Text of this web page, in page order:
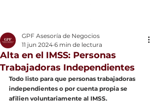
Alta en el IMSS: Personas
Trabajadoras Independientes
GPF Asesoría de Negocios
11 jun 2024 6 min de lectura
Todo listo para que personas trabajadoras
independientes o por cuenta propia se
afilien voluntariamente al IMSS.